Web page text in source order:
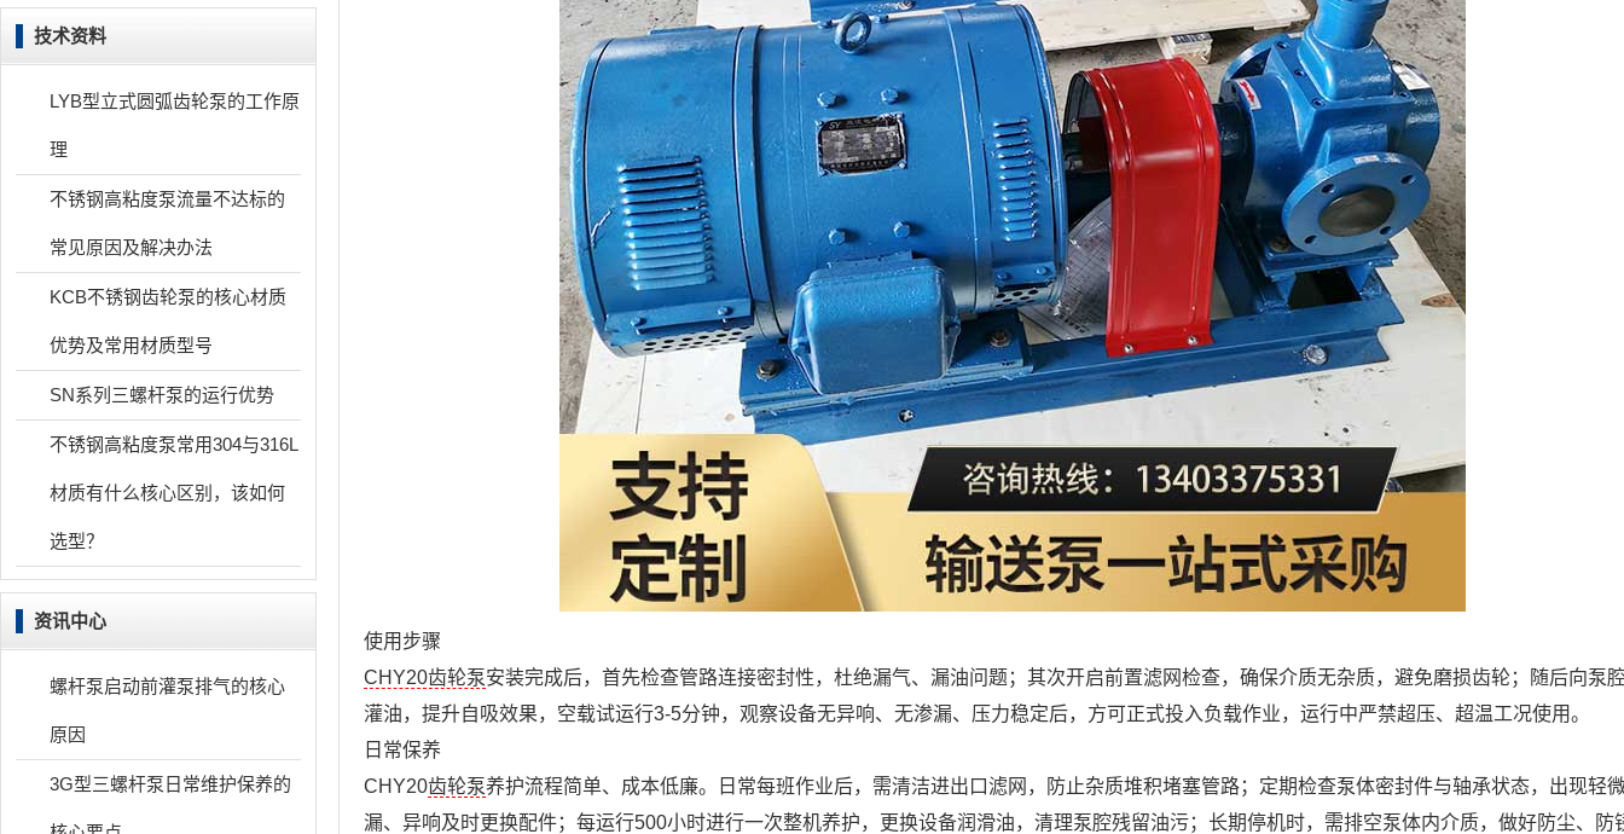
使用步骤
CHY20齿轮泵安装完成后，首先检查管路连接密封性，杜绝漏气、漏油问题；其次开启前置滤网检查，确保介质无杂质，避免磨损齿轮；随后向泵
灌油，提升自吸效果，空载试运行3-5分钟，观察设备无异响、无渗漏、压力稳定后，方可正式投入负载作业，运行中严禁超压、超温工况使用。
日常保养
CHY20齿轮泵养护流程简单、成本低廉。日常每班作业后，需清洁进出口滤网，防止杂质堆积堵塞管路；定期检查泵体密封件与轴承状态，出现轻
漏、异响及时更换配件；每运行500小时进行一次整机养护，更换设备润滑油，清理泵腔残留油污；长期停机时，需排空泵体内介质，做好防尘、防
技术资料
LYB型立式圆弧齿轮泵的工作原
理
不锈钢高粘度泵流量不达标的
常见原因及解决办法
KCB不锈钢齿轮泵的核心材质
优势及常用材质型号
SN系列三螺杆泵的运行优势
不锈钢高粘度泵常用304与316L
材质有什么核心区别，该如何
选型？
资讯中心
螺杆泵启动前灌泵排气的核心
原因
3G型三螺杆泵日常维护保养的